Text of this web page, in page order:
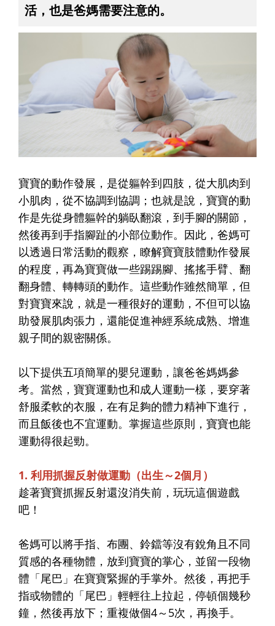
活，也是爸媽需要注意的。
寶寶的動作發展， 是從軀幹到四肢，從大肌肉到
小肌肉，從不協調到協調 ；也就是說，寶寶的動
作是先從身體軀幹的躺臥翻滾，到手腳的關節，
然後再到手指腳趾的小部位動作。因此，爸媽可
以透過日常活動的觀察，瞭解寶寶肢體動作發展
的程度，再為寶寶做一些踢踢腳、搖搖手臂、翻
翻身體、轉轉頭的動作。這些動作雖然簡單，但
對寶寶來說，就是一種很好的運動，不但可以協
助發展肌肉張力，還能促進神經系統成熟、增進
親子間的親密關係。
以下提供五項簡單的嬰兒運動，讓爸爸媽媽參
考。當然，寶寶運動也和成人運動一樣，要穿著
舒服柔軟的衣服，在有足夠的體力精神下進行，
而且飯後也不宜運動。掌握這些原則，寶寶也能
運動得很起勁。
1. 利用抓握反射做運動（出生～2個月）
趁著寶寶抓握反射還沒消失前，玩玩這個遊戲
吧！
爸媽可以將手指、布團、鈴鐺等沒有銳角且不同
質感的各種物體，放到寶寶的掌心，並留一段物
體「尾巴」在寶寶緊握的手掌外。然後，再把手
指或物體的「尾巴」輕輕往上拉起，停頓個幾秒
鐘，然後再放下；重複做個4～5次，再換手。